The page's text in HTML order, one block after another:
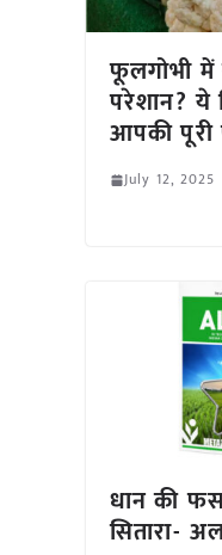
फूलगोभी
परेशान? ये
आपकी
July 12, 2025
धान की
सितारा-